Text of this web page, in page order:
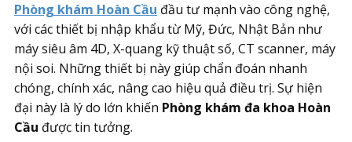
Phòng khám Hoàn Cầu đầu tư mạnh vào công nghệ,
với các thiết bị nhập khẩu từ Mỹ, Đức, Nhật Bản như
máy siêu âm 4D, X-quang kỹ thuật số, CT scanner, máy
nội soi. Những thiết bị này giúp chẩn đoán nhanh
chóng, chính xác, nâng cao hiệu quả điều trị. Sự hiện
đại này là lý do lớn khiến Phòng khám đa khoa Hoàn
Cầu được tin tưởng.